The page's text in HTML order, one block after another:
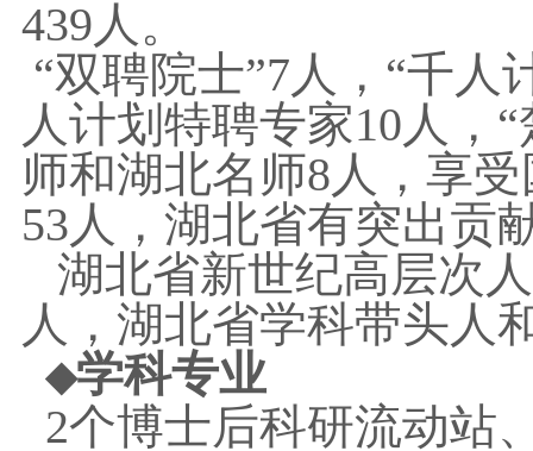
439人。
“双聘院士”7人，“千人
人计划特聘专家10人，
师和湖北名师8人，享
53人，湖北省有突出贡
湖北省新世纪高层次
人，湖北省学科带头人
◆学科专业
2个博士后科研流动站